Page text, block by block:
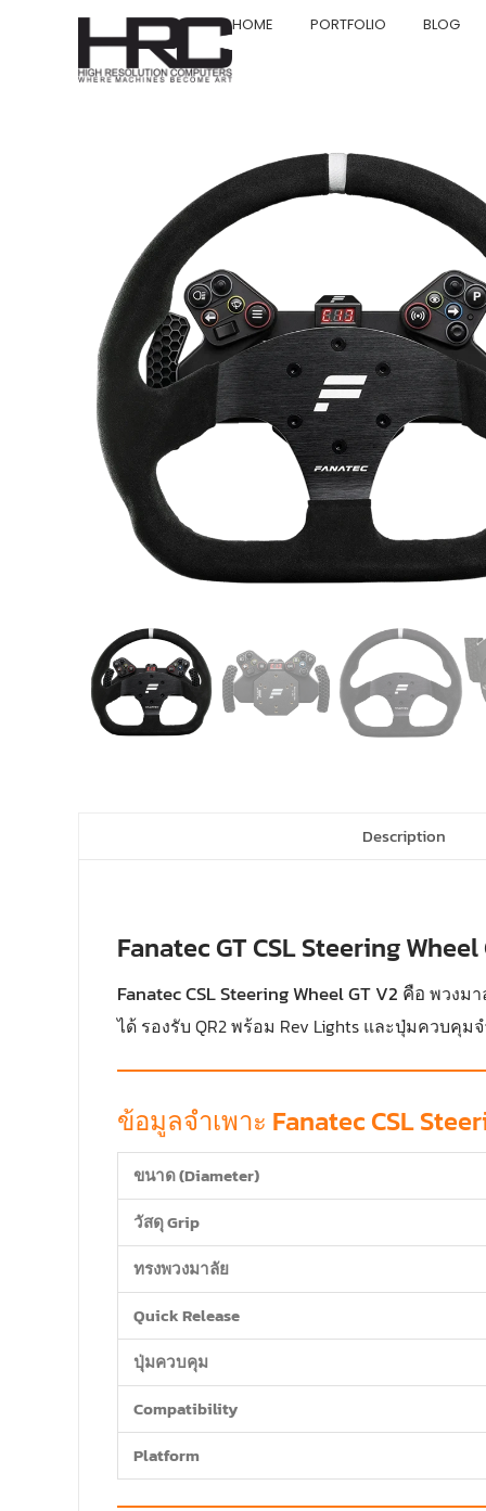
HOME PORTFOLIO BLOG
Description
Fanatec GT CSL Steering
Fanatec CSL Steering Wheel GT V2 คือ พวงมา
ได้ รองรับ QR2 พร้อม Rev Lights และปุ่มควบคุม
ข้อมูลจำเพาะ Fanatec CSL
ขนาด (Diameter)
วัสดุ Grip
ทรงพวงมาลัย
Quick Release
ปุ่มควบคุม
Compatibility
Platform